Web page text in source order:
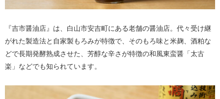
『吉市醤油店』は、白山市安吉町にある老舗の醤油店。代々受け継
がれた製造法と自家製もろみが特徴で、そのもろ味と米麹、酒粕な
どで長期発酵熟成させた、芳醇な辛さが特徴の和風東蛮醤「太古
楽」などでも知られています。